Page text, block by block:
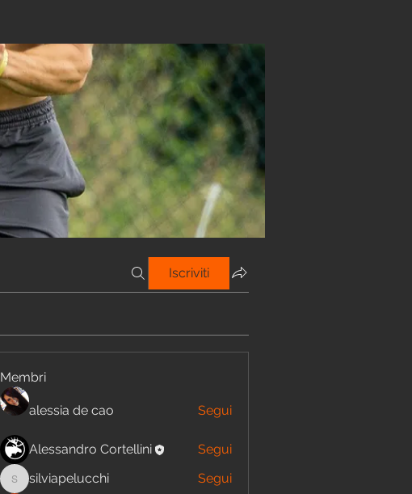
Iscriviti
Membri
alessia de cao Segui
Alessandro Cortellini Segui
silviapelucchi
silviapelucchi
Segui